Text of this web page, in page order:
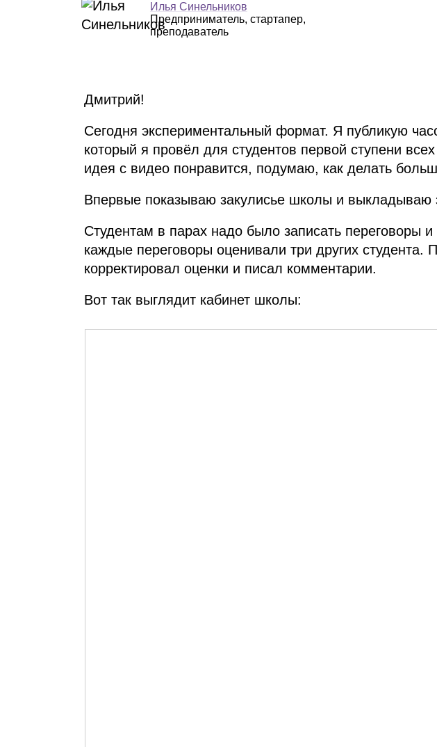
Илья Синельников
Предприниматель, стартапер,
преподаватель
Дмитрий!
Сегодня экспериментальный формат. Я публикую
который я провёл для студентов первой ступени
идея с видео понравится, подумаю, как делать
Впервые показываю закулисье школы и выкладываю
Студентам в парах надо было записать переговоры
каждые переговоры оценивали три других студента.
корректировал оценки и писал комментарии.
Вот так выглядит кабинет школы: